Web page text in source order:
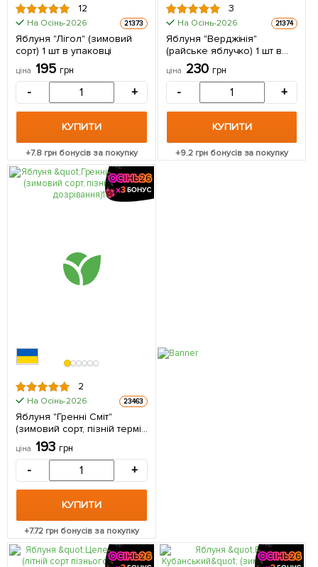
12
На Осінь-2026 21373
Яблуня "Лігол" (зимовий
сорт) 1 шт в упаковці
ціна 195 грн
- +
КУПИТИ
+7.8 грн бонусів за покупку
3
На Осінь-2026 21374
Яблуня "Верджінія"
(райське яблучко) 1 шт в
упаковці
ціна 230 грн
- +
КУПИТИ
+9.2грн бонусів за покупку
2
На Осінь-2026 23463
Яблуня "Гренні Сміт"
(зимовий сорт, пізній термін
дозрівання) 1 саджанець в
упаковці
ціна 193 грн
- +
КУПИТИ
+7.72 грн бонусів за покупку